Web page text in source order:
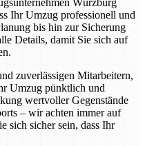
Würzburg
Ihr Umzug professionell und
bis hin zur Sicherung
Details, damit Sie sich auf
zuverlässigen Mitarbeitern,
Umzug pünktlich und
wertvoller Gegenstände
– wir achten immer auf
sich sicher sein, dass Ihr